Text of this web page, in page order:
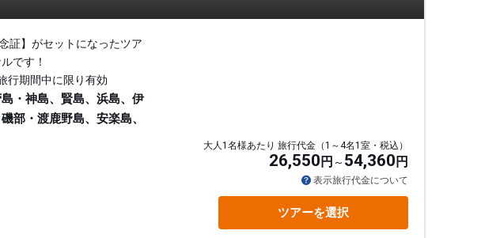
証】がセットになったツア
です！
行期間中に限り有効
・神島、賢島、浜島、伊
部・渡鹿野島、安楽島、
大人1名様あたり 旅行代金（1～4名1室・税込）
26,550 円 54,360 円
表示旅行代金について
ツアーを選択